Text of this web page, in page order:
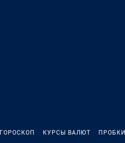
ГОРОСКОП КУРСЫ ВАЛЮТ ПРОБКИ